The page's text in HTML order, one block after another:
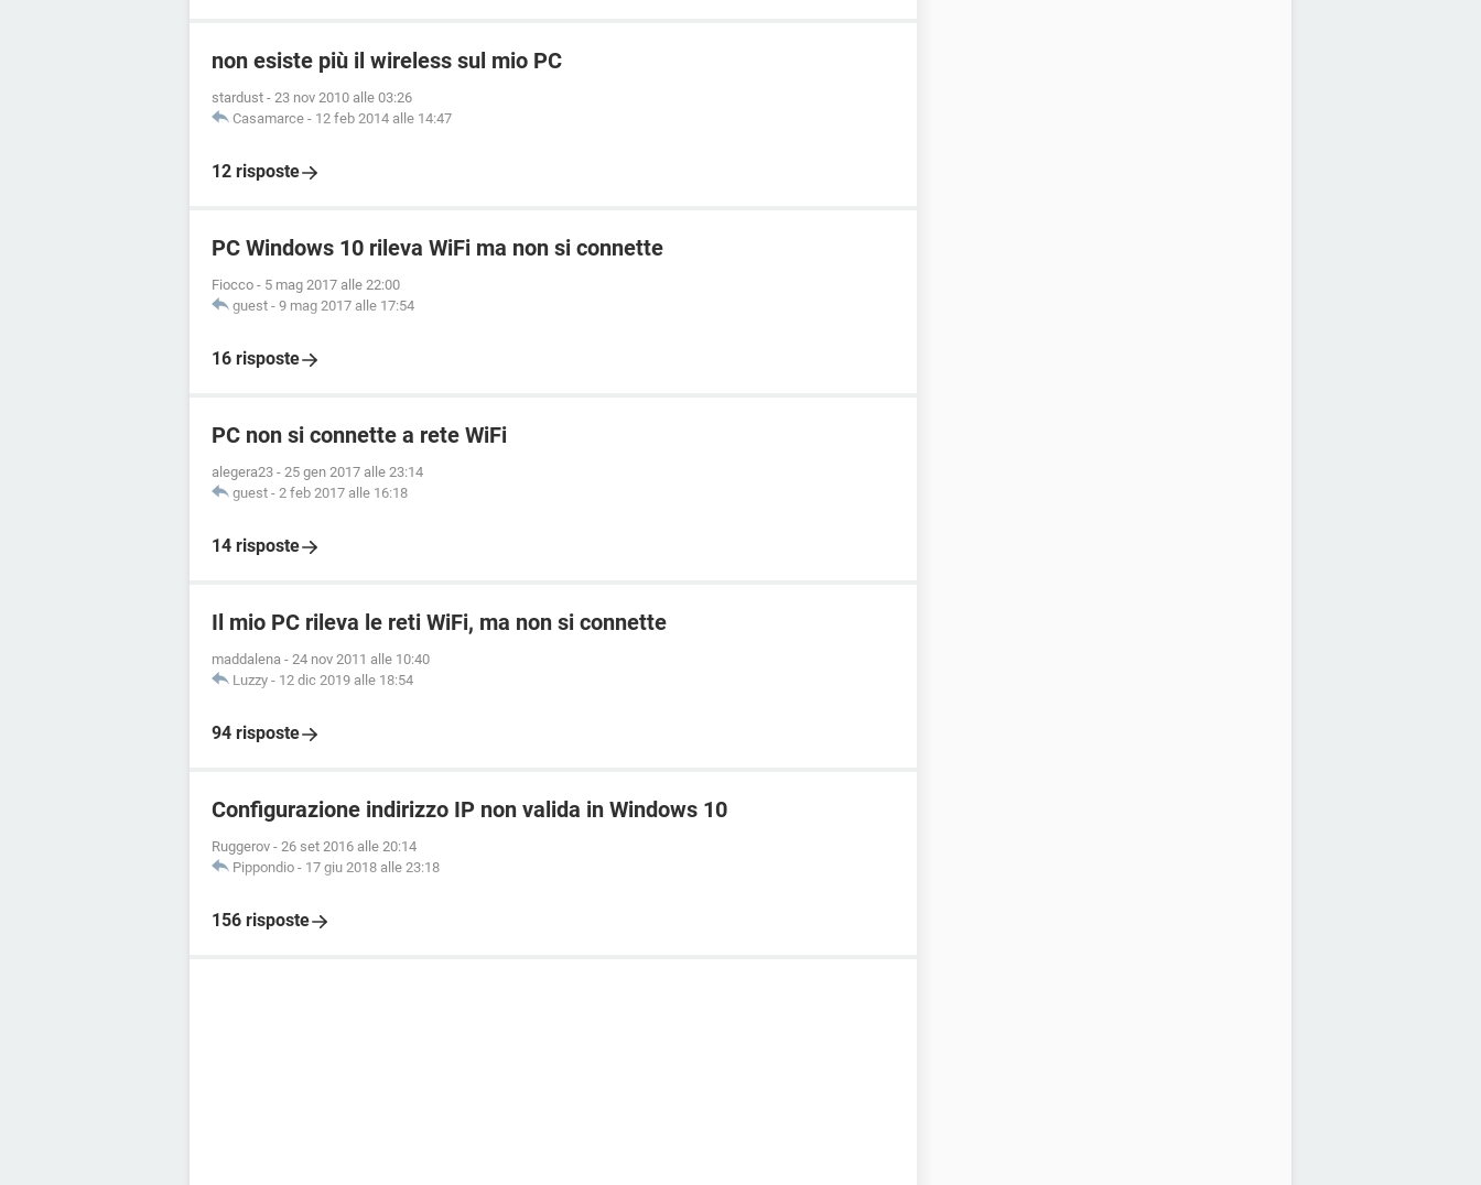
non esiste più il wireless sul mio PC
stardust - 23 nov 2010 alle 03:26
Casamarce - 12 feb 2014 alle 14:47
12 risposte
PC Windows 10 rileva WiFi ma non si connette
Fiocco - 5 mag 2017 alle 22:00
guest - 9 mag 2017 alle 17:54
16 risposte
PC non si connette a rete WiFi
alegera23 - 25 gen 2017 alle 23:14
guest - 2 feb 2017 alle 16:18
14 risposte
Il mio PC rileva le reti WiFi, ma non si connette
maddalena - 24 nov 2011 alle 10:40
Luzzy - 12 dic 2019 alle 18:54
94 risposte
Configurazione indirizzo IP non valida in Windows 10
Ruggerov - 26 set 2016 alle 20:14
Pippondio - 17 giu 2018 alle 23:18
156 risposte